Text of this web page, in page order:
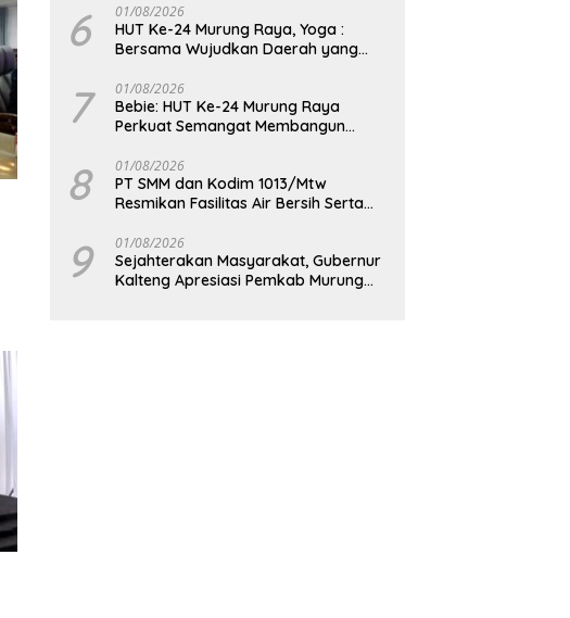
6 01/08/2026
HUT Ke-24 Murung Raya, Yoga :
Bersama Wujudkan Daerah yang
7 01/08/2026
Bebie: HUT Ke-24 Murung Raya
Perkuat Semangat Membangun
8 01/08/2026
PT SMM dan Kodim 1013/Mtw
Resmikan Fasilitas Air Bersih Serta
Masyarakat
9 01/08/2026
Sejahterakan Masyarakat, Gubernur
Kalteng Apresiasi Pemkab Murung